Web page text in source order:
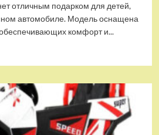
отличным подарком для детей,
автомобиле. Модель оснащена
комфорт и...